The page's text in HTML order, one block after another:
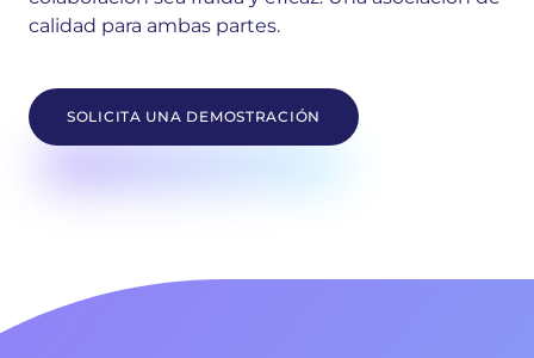
calidad para ambas partes.
SOLICITA UNA DEMOSTRACIÓN